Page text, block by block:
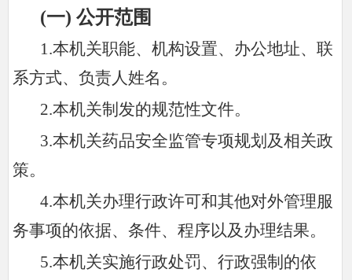
(一) 公开范围
1.本机关职能、机构设置、办公地址、联
系方式、负责人姓名。
2.本机关制发的规范性文件。
3.本机关药品安全监管专项规划及相关政
策。
4.本机关办理行政许可和其他对外管理服
务事项的依据、条件、程序以及办理结果。
5.本机关实施行政处罚、行政强制的依